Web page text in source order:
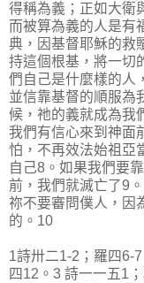
得稱為義；正如大衛
而被算為義的人是有
典，因基督耶穌的救
持這個根基，將一切
們自己是什麼樣的人
並信靠基督的順服為
候，祂的義就成為我
我們有信心來到神面
怕，不再效法始祖亞
自己8。如果我們要
前，我們就滅亡了9
祢不要審問僕人，因
的。10
1詩卅二1-2；羅四6-
四12。3 詩一一五1